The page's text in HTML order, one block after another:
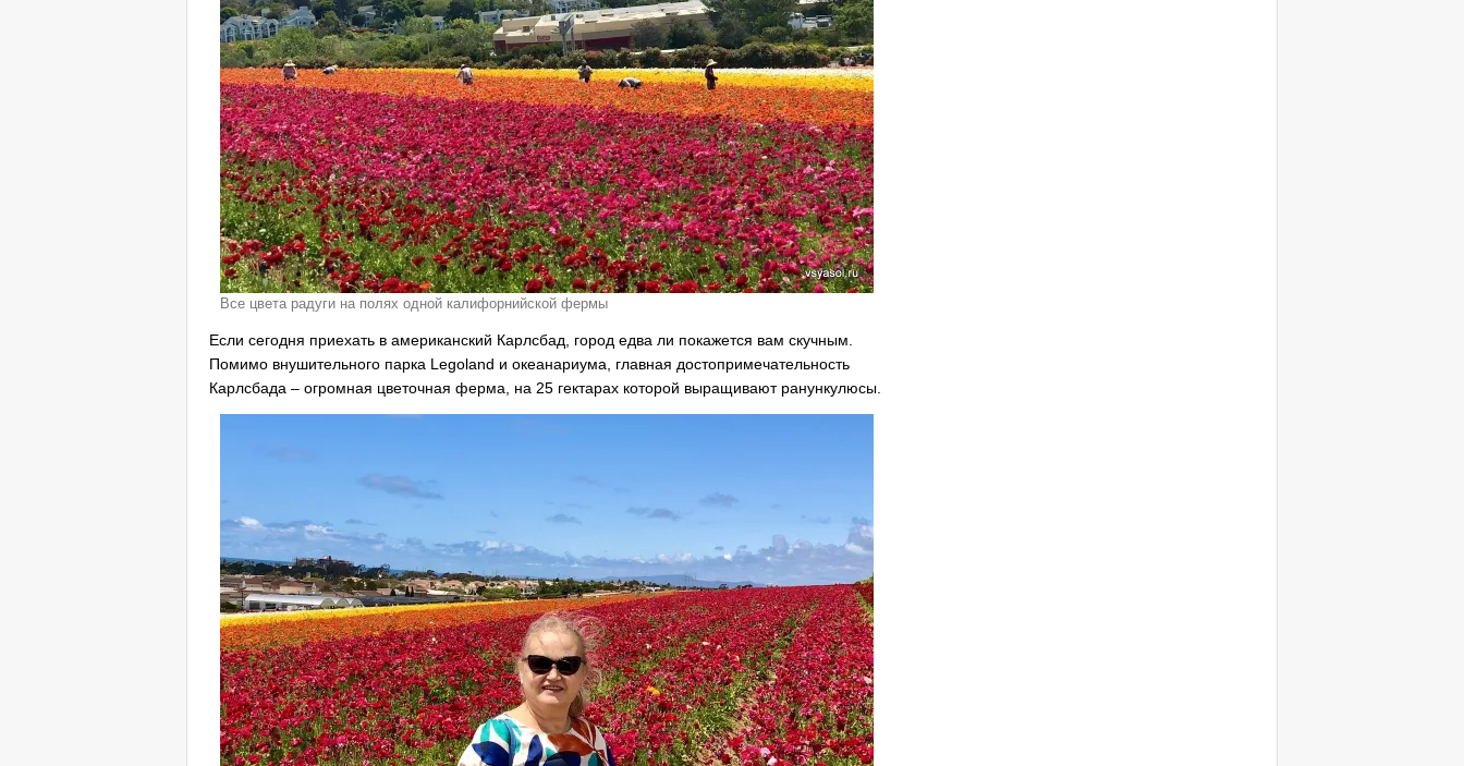
Все цвета радуги на полях одной калифорнийской фермы
Если сегодня приехать в американский Карлсбад, город едва ли покажется вам скучным.
Помимо внушительного парка Legoland и океанариума, главная достопримечательность
Карлсбада – огромная цветочная ферма, на 25 гектарах которой выращивают ранункулюсы.